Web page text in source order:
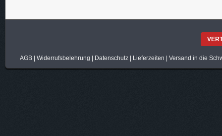
AGB| Widerrufsbelehrung Datenschutz| Lieferzeiten Versand in die